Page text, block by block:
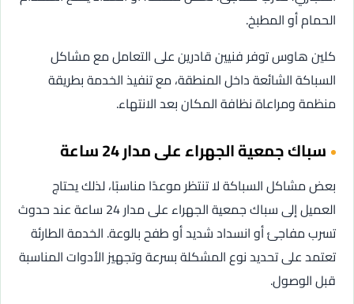
الحمام أو المطبخ.
كلين هاوس توفر فنيين قادرين على التعامل مع مشاكل
السباكة الشائعة داخل المنطقة، مع تنفيذ الخدمة بطريقة
منظمة ومراعاة نظافة المكان بعد الانتهاء.
سباك جمعية الجهراء على مدار 24 ساعة
بعض مشاكل السباكة لا تنتظر موعدًا مناسبًا، لذلك يحتاج
العميل إلى سباك جمعية الجهراء على مدار 24 ساعة عند حدوث
تسرب مفاجئ أو انسداد شديد أو طفح بالوعة. الخدمة الطارئة
تعتمد على تحديد نوع المشكلة بسرعة وتجهيز الأدوات المناسبة
قبل الوصول.